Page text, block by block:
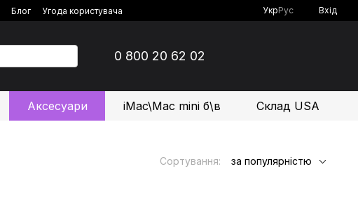
Блог
Угода користувача
УкрРус Вхід
0 800 20 62 02
Аксесуари iMac\Mac mini б\в Склад USA
Сортування: за популярністю